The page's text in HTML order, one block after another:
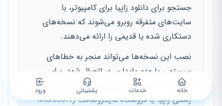
جستجو برای دانلود زاپیا برای کامپیوتر، با
سایت‌های متفرقه روبرو می‌شوند که نسخه‌های
دستکاری شده یا قدیمی را ارائه می‌دهند.
نصب این نسخه‌ها می‌تواند منجر به خطاهای
سیستمی یا عدم پایداری در اتصال شود. برای
ویندوز ۱۰ و ۱۱، همیشه توصیه می‌شود از وب‌سایت
رسمی زاپیا یا فروشگاه مایکروسافت (Microsoft
خانه خدمات پشتیبانی ورود